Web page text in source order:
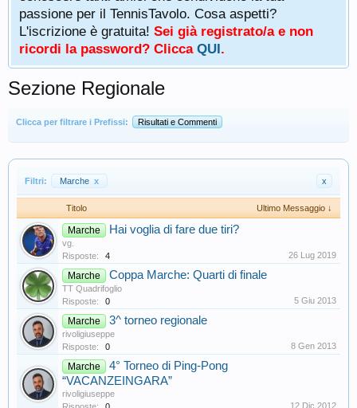
passione per il TennisTavolo. Cosa aspetti?
L'iscrizione è gratuita! Sei già registrato/a e non
ricordi la password? Clicca QUI.
Sezione Regionale
Clicca per filtrare i Prefissi: Risultati e Commenti
Filtri: Marche x x
Titolo Ultimo Messaggio ↓
Marche Hai voglia di fare due tiri?
vg.
Risposte:
4 26 Lug 2019
Marche Coppa Marche: Quarti di finale
TT Quadrifoglio
Risposte:
0 5 Giu 2013
Marche 3^ torneo regionale
rivoligiuseppe
Risposte:
0 8 Gen 2013
Marche
4° Torneo di Ping-Pong
“VACANZEINGARA”
rivoligiuseppe
12 Dic 2012